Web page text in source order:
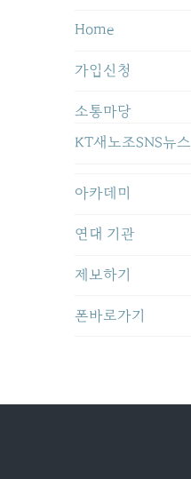
Home
가입신청
소통마당
KT새노조SNS뉴스
아카데미
연대 기관
제보하기
폰바로가기